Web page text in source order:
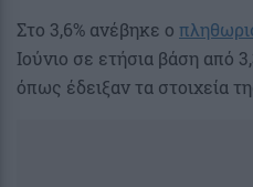
Στο 3,6% ανέβηκε ο
Ιούνιο σε ετήσια βάση από
όπως έδειξαν τα στοιχεία